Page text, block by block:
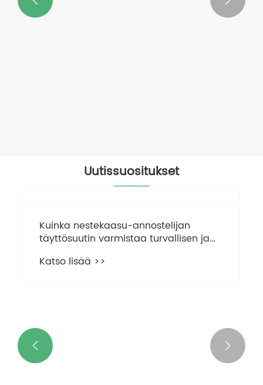
Uutissuositukset
Kuinka nestekaasu-annostelijan
täyttösuutin varmistaa turvallisen ja
Katso lisää >>
 